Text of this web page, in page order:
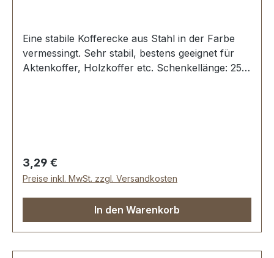
Eine stabile Kofferecke aus Stahl in der Farbe
vermessingt. Sehr stabil, bestens geeignet für
Aktenkoffer, Holzkoffer etc. Schenkellänge: 25
Regulärer Preis:
3,29 €
Preise inkl. MwSt. zzgl. Versandkosten
In den Warenkorb